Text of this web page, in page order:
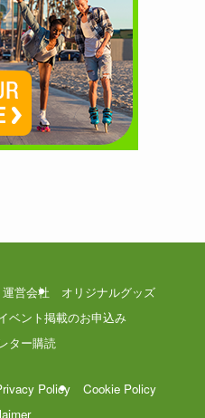
運営会社
オリジナルグッズ
ベント掲載のお申込み
ター購読
Policy
Cookie Policy